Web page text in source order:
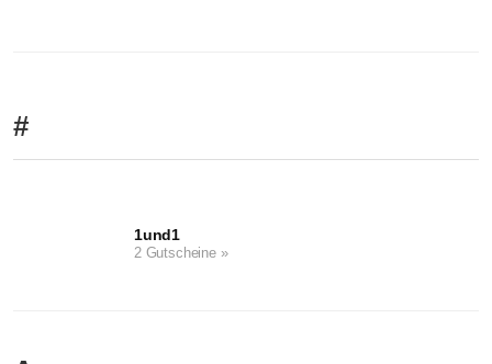
#
1und1
2 Gutscheine »